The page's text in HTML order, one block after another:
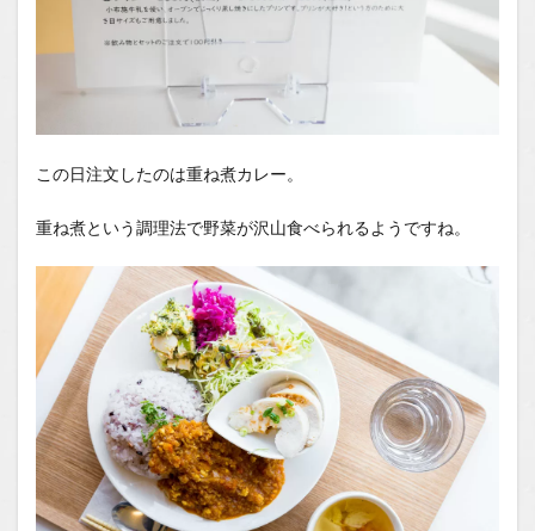
この日注文したのは重ね煮カレー。
重ね煮という調理法で野菜が沢山食べられるようですね。